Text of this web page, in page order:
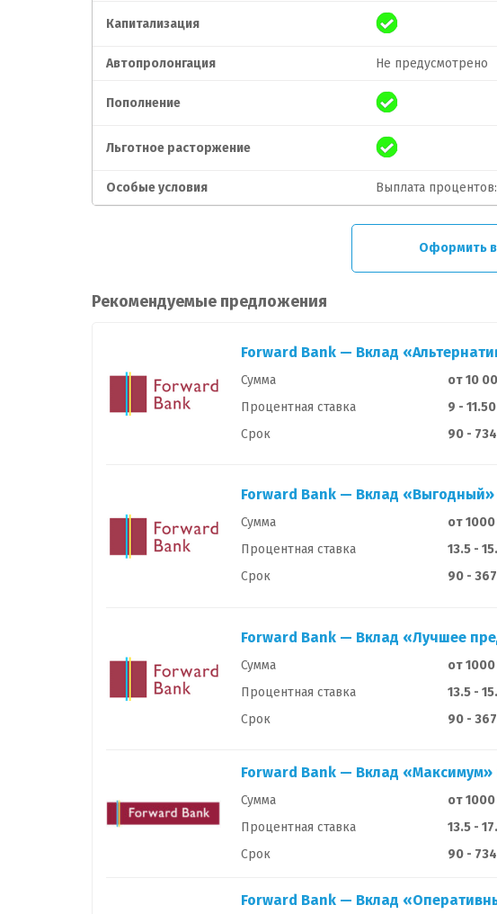
Капитализация
Автопролонгация Не предусмотрено
Пополнение
Льготное расторжение
Особые условия Выплата
Оформить
Рекомендуемые предложения
Forward Bank — Вклад
Сумма
от 10
Процентная ставка
9 -
Срок
90 -
Forward Bank — Вклад «Выгодный»
Сумма
от 1000
Процентная ставка
13.5 -
Срок
90 -
Forward Bank — Вклад «Лучшее
Сумма
от 1000
Процентная ставка
13.5 -
Срок
90 -
Forward Bank — Вклад «Максимум»
Сумма
от 1000
Процентная ставка
13.5 -
Срок
90 -
Forward Bank — Вклад